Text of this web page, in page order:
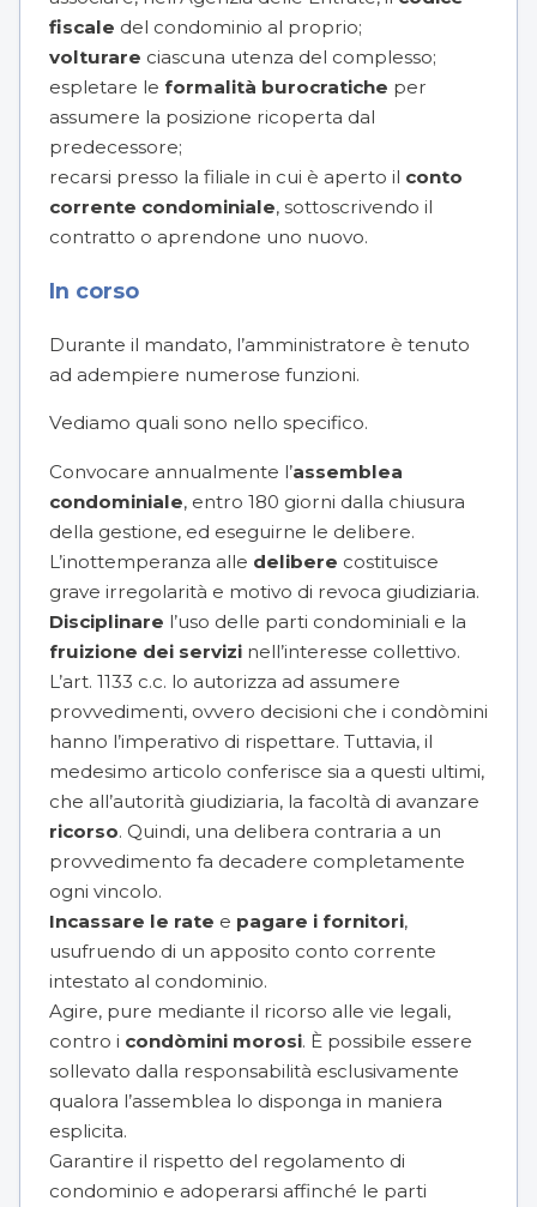
fiscale del condominio al proprio;
volturare ciascuna utenza del complesso;
espletare le formalità burocratiche per
assumere la posizione ricoperta dal
predecessore;
recarsi presso la filiale in cui è aperto il conto
corrente condominiale, sottoscrivendo il
contratto o aprendone uno nuovo.
In corso
Durante il mandato, l’amministratore è tenuto
ad adempiere numerose funzioni.
Vediamo quali sono nello specifico.
Convocare annualmente l’assemblea
condominiale, entro 180 giorni dalla chiusura
della gestione, ed eseguirne le delibere.
L’inottemperanza alle delibere costituisce
grave irregolarità e motivo di revoca giudiziaria.
Disciplinare l’uso delle parti condominiali e la
fruizione dei servizi nell’interesse collettivo.
L’art. 1133 c.c. lo autorizza ad assumere
provvedimenti, ovvero decisioni che i condòmini
hanno l’imperativo di rispettare. Tuttavia, il
medesimo articolo conferisce sia a questi ultimi,
che all’autorità giudiziaria, la facoltà di avanzare
ricorso. Quindi, una delibera contraria a un
provvedimento fa decadere completamente
ogni vincolo.
Incassare le rate e pagare i fornitori,
usufruendo di un apposito conto corrente
intestato al condominio.
Agire, pure mediante il ricorso alle vie legali,
contro i condòmini morosi. È possibile essere
sollevato dalla responsabilità esclusivamente
qualora l’assemblea lo disponga in maniera
esplicita.
Garantire il rispetto del regolamento di
condominio e adoperarsi affinché le parti